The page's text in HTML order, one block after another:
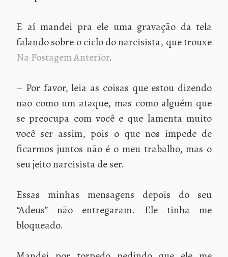
E aí mandei pra ele uma gravação da tela
falando sobre o ciclo do narcisista, que trouxe
Na Postagem Anterior.
– Por favor, leia as coisas que estou dizendo
não como um ataque, mas como alguém que
se preocupa com você e que lamenta muito
você ser assim, pois o que nos impede de
ficarmos juntos não é o meu trabalho, mas o
seu jeito narcisista de ser.
Essas minhas mensagens depois do seu
“Adeus” não entregaram. Ele tinha me
bloqueado.